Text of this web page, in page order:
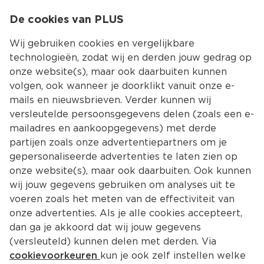
Kies jouw
Terug Producten
De cookies van PLUS
Wij gebruiken cookies en vergelijkbare
technologieën, zodat wij en derden jouw gedrag op
onze website(s), maar ook daarbuiten kunnen
volgen, ook wanneer je doorklikt vanuit onze e-
mails en nieuwsbrieven. Verder kunnen wij
versleutelde persoonsgegevens delen (zoals een e-
mailadres en aankoopgegevens) met derde
partijen zoals onze advertentiepartners om je
gepersonaliseerde advertenties te laten zien op
onze website(s), maar ook daarbuiten. Ook kunnen
wij jouw gegevens gebruiken om analyses uit te
voeren zoals het meten van de effectiviteit van
onze advertenties. Als je alle cookies accepteert,
dan ga je akkoord dat wij jouw gegevens
(versleuteld) kunnen delen met derden. Via
cookievoorkeuren kun je ook zelf instellen welke